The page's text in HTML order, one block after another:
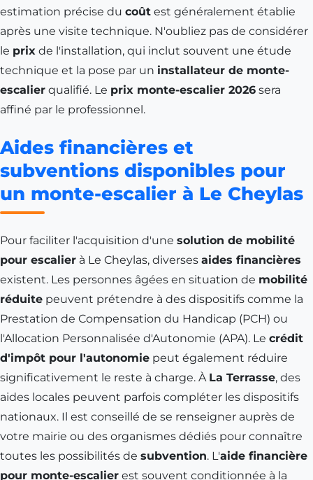
estimation précise du coût est généralement établie
après une visite technique. N'oubliez pas de considérer
le prix de l'installation, qui inclut souvent une étude
technique et la pose par un installateur de monte-
escalier qualifié. Le prix monte-escalier 2026 sera
affiné par le professionnel.
Aides financières et
subventions disponibles pour
un monte-escalier à Le Cheylas
Pour faciliter l'acquisition d'une solution de mobilité
pour escalier à Le Cheylas, diverses aides financières
existent. Les personnes âgées en situation de mobilité
réduite peuvent prétendre à des dispositifs comme la
Prestation de Compensation du Handicap (PCH) ou
l'Allocation Personnalisée d'Autonomie (APA). Le crédit
d'impôt pour l'autonomie peut également réduire
significativement le reste à charge. À La Terrasse, des
aides locales peuvent parfois compléter les dispositifs
nationaux. Il est conseillé de se renseigner auprès de
votre mairie ou des organismes dédiés pour connaître
toutes les possibilités de subvention. L'aide financière
pour monte-escalier est souvent conditionnée à la